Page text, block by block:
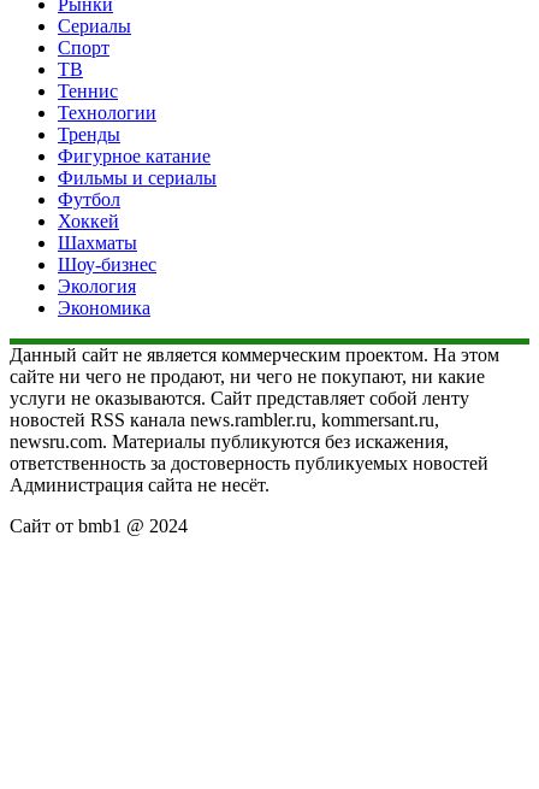
Сериалы
Спорт
ТВ
Теннис
Технологии
Тренды
Фигурное катание
Фильмы и сериалы
Футбол
Хоккей
Шахматы
Шоу-бизнес
Экология
Экономика
Данный сайт не является коммерческим проектом. На этом
сайте ни чего не продают, ни чего не покупают, ни какие
услуги не оказываются. Сайт представляет собой ленту
новостей RSS канала news.rambler.ru, kommersant.ru,
newsru.com. Материалы публикуются без искажения,
ответственность за достоверность публикуемых новостей
Администрация сайта не несёт.
Сайт от bmb1 @ 2024